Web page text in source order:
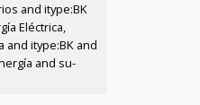
and itype:BK
Eléctrica,
and itype:BK and
and su-